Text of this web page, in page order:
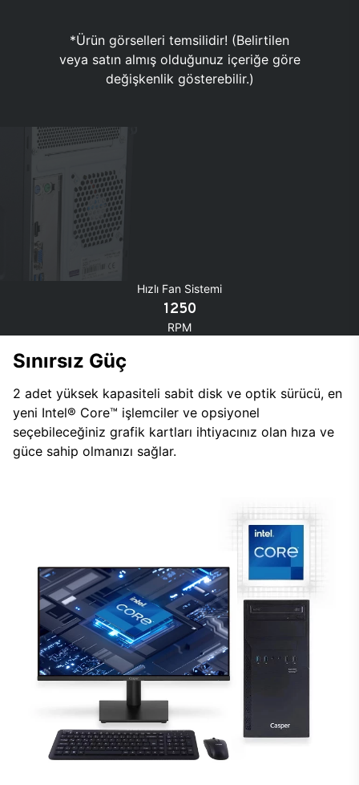
*Ürün görselleri temsilidir! (Belirtilen
veya satın almış olduğunuz içeriğe göre
değişkenlik gösterebilir.)
Hızlı Fan Sistemi
1250
RPM
Sınırsız Güç
2 adet yüksek kapasiteli sabit disk ve optik sürücü, en
yeni Intel® Core™ işlemciler ve opsiyonel
seçebileceğiniz grafik kartları ihtiyacınız olan hıza ve
güce sahip olmanızı sağlar.